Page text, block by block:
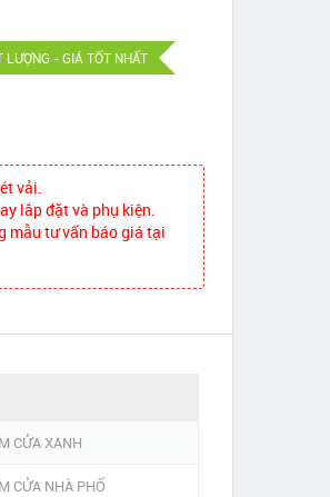
LƯỢNG - GIÁ TỐT NHẤT
vải.
lắp đặt và phụ kiện.
mẫu tư vấn báo giá tại
CỬA XANH
CỬA NHÀ PHỐ